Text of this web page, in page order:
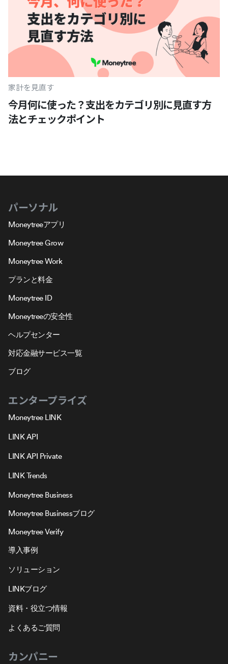
家計を見直す
今月何に使った？支出をカテゴリ別に見直す方
法とチェックポイント
パーソナル
Moneytreeアプリ
Moneytree Grow
Moneytree Work
プランと料金
Moneytree ID
Moneytreeの安全性
ヘルプセンター
対応金融サービス一覧
ブログ
エンタープライズ
Moneytree LINK
LINK API
LINK API Private
LINK Trends
Moneytree Business
Moneytree Businessブログ
Moneytree Verify
導入事例
ソリューション
LINKブログ
資料・役立つ情報
よくあるご質問
カンパニー